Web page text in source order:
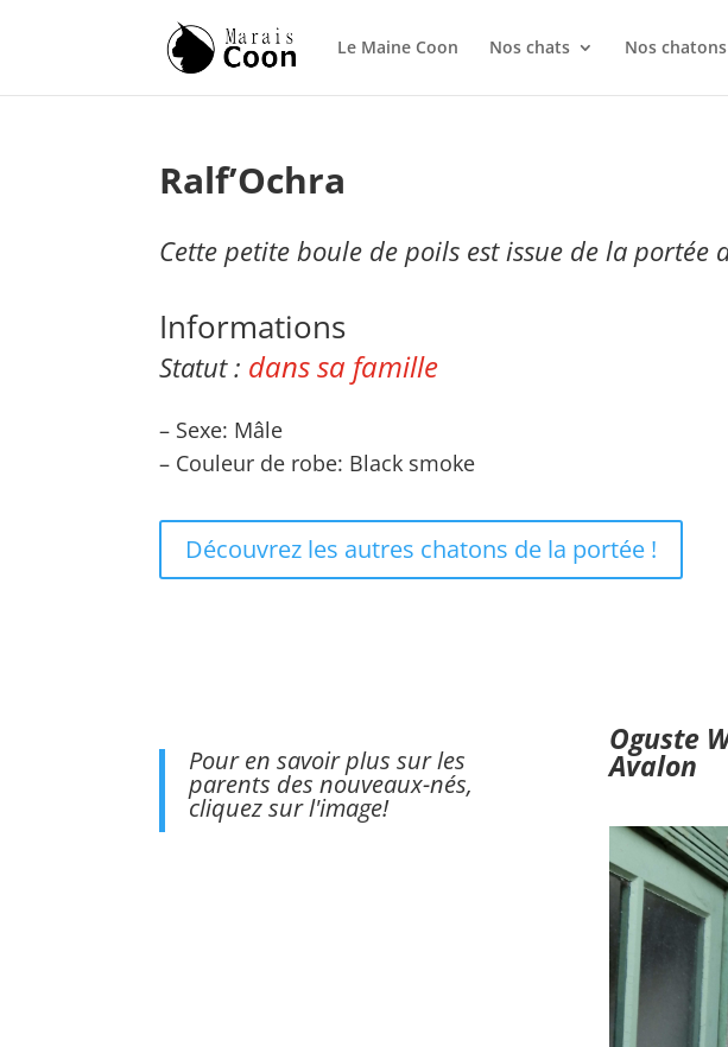
Le Maine Coon Nos chats Nos chatons
Ralf’Ochra
Cette petite boule de poils est issue de la portée
Informations
Statut : dans sa famille
– Sexe: Mâle
– Couleur de robe: Black smoke
Découvrez les autres chatons de la portée !
Pour en savoir plus sur les
parents des nouveaux-nés,
cliquez sur l'image!
Oguste
Avalon